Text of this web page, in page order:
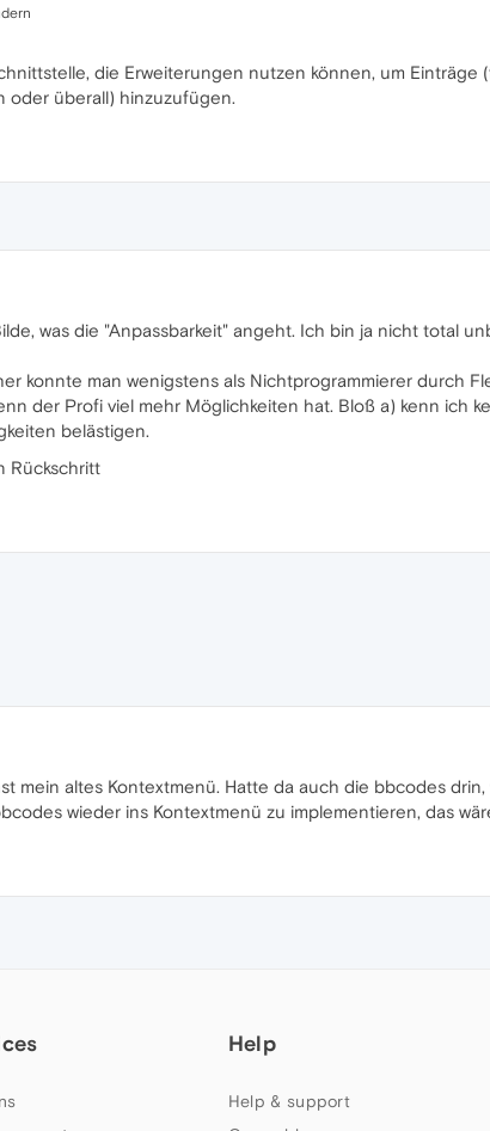
die Erweiterungen nutzen können, um
oder überall) hinzuzufügen.
was die "Anpassbarkeit" angeht. Ich bin ja nicht total
konnte man wenigstens als Nichtprogrammierer durch
der Profi viel mehr Möglichkeiten hat. Bloß a) kenn ich
belästigen.
Rückschritt
mein altes Kontextmenü. Hatte da auch die bbcodes
wieder ins Kontextmenü zu implementieren, das
Help
Help & support